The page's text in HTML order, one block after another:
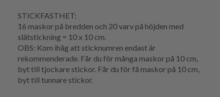
STICKFASTHET:
16 maskor på bredden och 20 varv på höjden med
slätstickning = 10 x 10 cm.
OBS: Kom ihåg att sticknumren endast är
rekommenderade. Får du för många maskor på 10 cm,
byt till tjockare stickor. Får du för få maskor på 10 cm,
byt till tunnare stickor.